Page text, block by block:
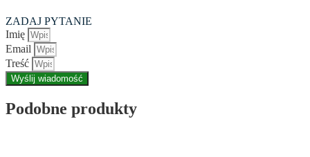
ZADAJ PYTANIE
Imię
Email
Treść
Wyślij wiadomość
Podobne produkty